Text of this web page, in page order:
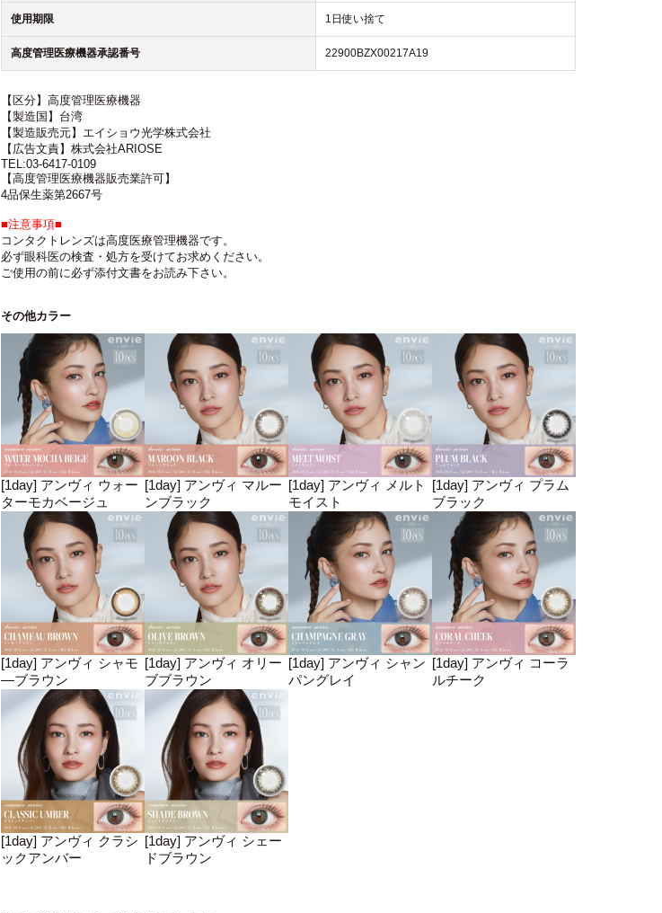
使用期限 1日使い捨て
高度管理医療機器承認番号 22900BZX00217A19
【区分】高度管理医療機器
【製造国】台湾
【製造販売元】エイショウ光学株式会社
【広告文責】株式会社ARIOSE
TEL:03-6417-0109
【高度管理医療機器販売業許可】
4品保生薬第2667号
■注意事項■
コンタクトレンズは高度医療管理機器です。
必ず眼科医の検査・処方を受けてお求めください。
ご使用の前に必ず添付文書をお読み下さい。
その他カラー
[1day] アンヴィ ウォー
ターモカベージュ
[1day] アンヴィ マルー
ンブラック
[1day] アンヴィ メルト
モイスト
[1day] アンヴィ プラム
ブラック
[1day] アンヴィ シャモ
―ブラウン
[1day] アンヴィ オリー
ブブラウン
[1day] アンヴィ シャン
パングレイ
[1day] アンヴィ コーラ
ルチーク
[1day] アンヴィ クラシ
ックアンバー
[1day] アンヴィ シェー
ドブラウン